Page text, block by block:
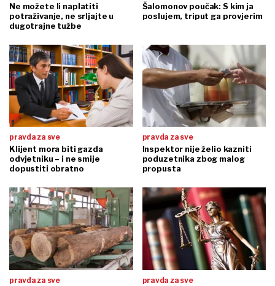
Ne možete li naplatiti
potraživanje, ne srljajte u
dugotrajne tužbe
Šalomonov poučak: S kim ja
poslujem, triput ga provjerim
pravda za sve
Klijent mora biti gazda
odvjetniku – i ne smije
dopustiti obratno
pravda za sve
Inspektor nije želio kazniti
poduzetnika zbog malog
propusta
pravda za sve pravda za sve